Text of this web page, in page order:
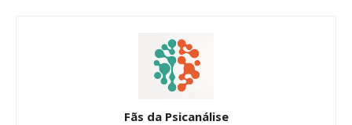
Fãs da Psicanálise